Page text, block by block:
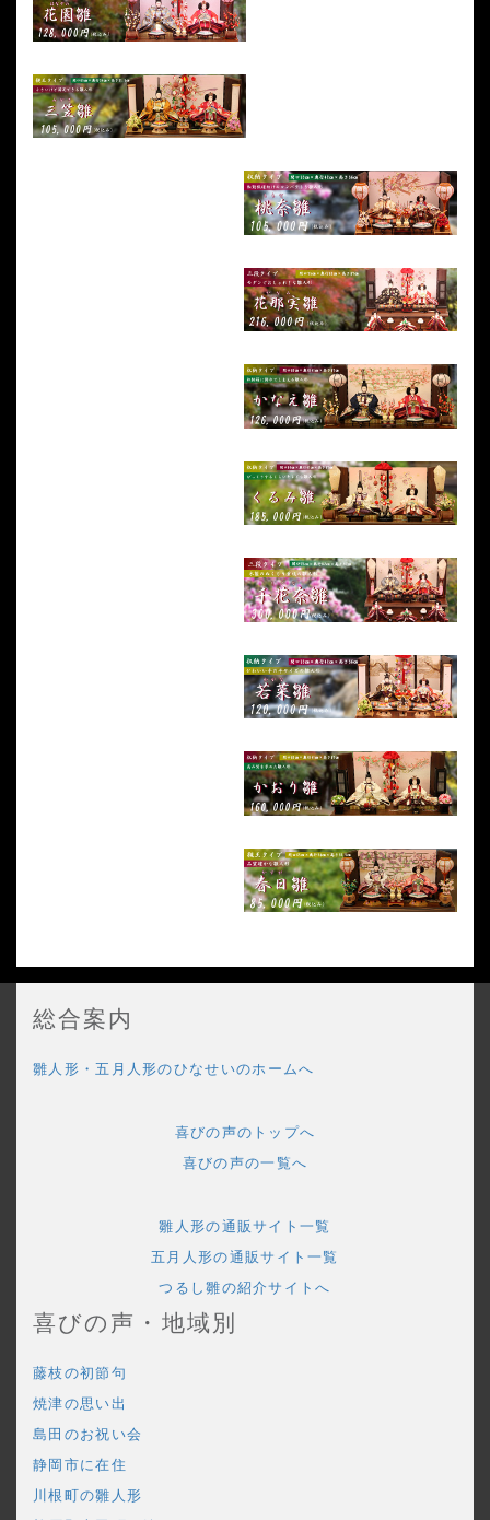
総合案内
雛人形・五月人形のひなせいのホームへ
喜びの声のトップへ
喜びの声の一覧へ
雛人形の通販サイト一覧
五月人形の通販サイト一覧
つるし雛の紹介サイトへ
喜びの声・地域別
藤枝の初節句
焼津の思い出
島田のお祝い会
静岡市に在住
川根町の雛人形